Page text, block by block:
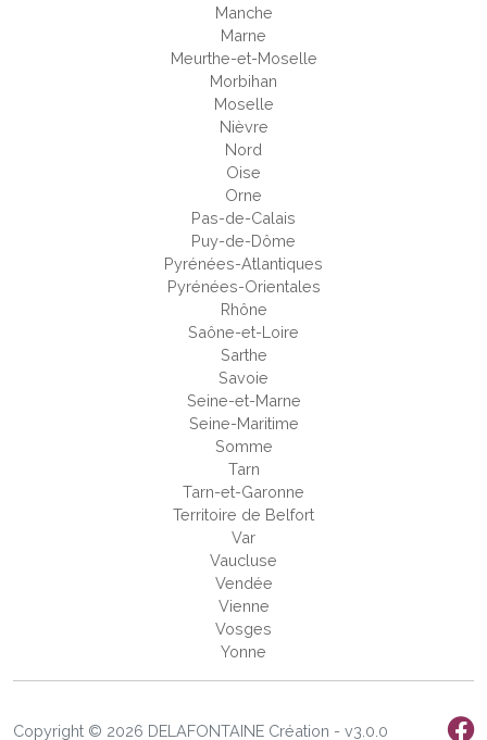
Manche
Marne
Meurthe-et-Moselle
Morbihan
Moselle
Nièvre
Nord
Oise
Orne
Pas-de-Calais
Puy-de-Dôme
Pyrénées-Atlantiques
Pyrénées-Orientales
Rhône
Saône-et-Loire
Sarthe
Savoie
Seine-et-Marne
Seine-Maritime
Somme
Tarn
Tarn-et-Garonne
Territoire de Belfort
Var
Vaucluse
Vendée
Vienne
Vosges
Yonne
Copyright © 2026 DELAFONTAINE Création - v3.0.0